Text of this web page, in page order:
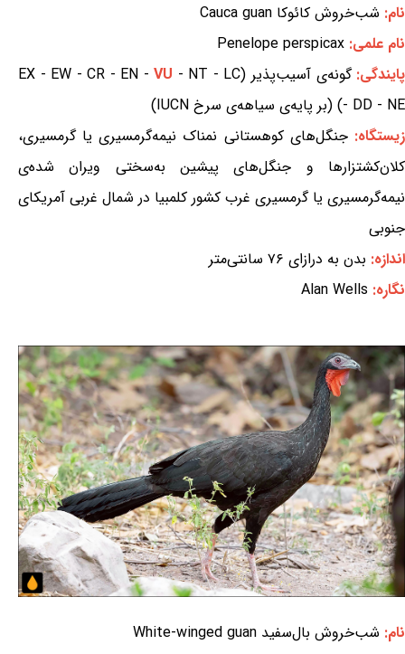
نام: شب‌خروش کائوکا Cauca guan
نام علمی: Penelope perspicax
پایندگی:گونه‌ی آسیب‌پذیر (EX - EW - CR - EN - VU - NT - LC
- DD - NE) (بر پایه‌ی سیاهه‌ی سرخ IUCN)
زیستگاه:جنگل‌های کوهستانی نمناک نیمه‌گرمسیری یا گرمسیری،
کلان‌کشتزارها و جنگل‌های پیشین به‌سختی ویران شده‌ی
نیمه‌گرمسیری یا گرمسیری غرب کشور کلمبیا در شمال غربی آمریکای
جنوبی
اندازه: بدن به درازای ۷۶ سانتی‌متر
نگاره: Alan Wells
نام: شب‌خروش بال‌سفید White-winged guan